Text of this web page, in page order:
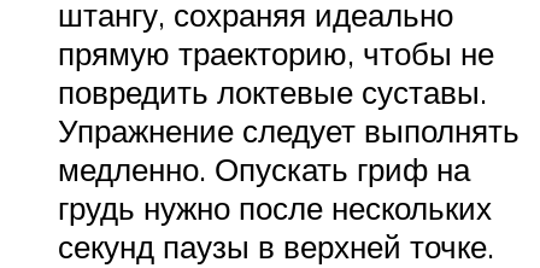
штангу, сохраняя идеально
прямую траекторию, чтобы не
повредить локтевые суставы.
Упражнение следует выполнять
медленно. Опускать гриф на
грудь нужно после нескольких
секунд паузы в верхней точке.